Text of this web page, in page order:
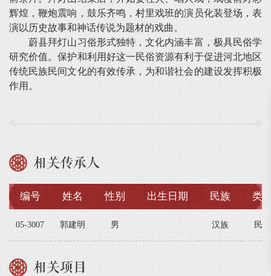
辉煌，鞭炮震响，鼓乐齐鸣，村里戏班的演员化装登场，表
演以历史故事和神话传说为题材的戏曲。
蔚县拜灯山习俗形式独特，文化内涵丰富，极具民俗学
研究价值。保护和利用好这一民俗资源有利于促进河北地区
传统民族民间文化的有效传承，为和谐社会的建设发挥积极
作用。
相关传承人
编号 姓名 性别 出生日期 民族 类
05-3007 郭建明 男 汉族 民俗
相关项目